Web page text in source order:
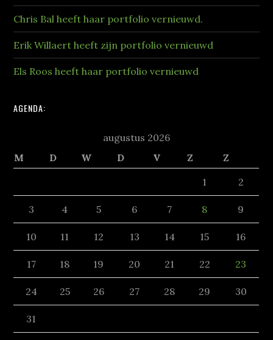
Chris Bal heeft haar portfolio vernieuwd.
Erik Willaert heeft zijn portfolio vernieuwd
Els Roos heeft haar portfolio vernieuwd
AGENDA:
augustus 2026
M
D W D V Z
Z
1
2
3 4 5 6 7 8 9
10 11 12 13 14 15 16
17 18 19 20 21 22 23
24 25 26 27 28 29 30
31